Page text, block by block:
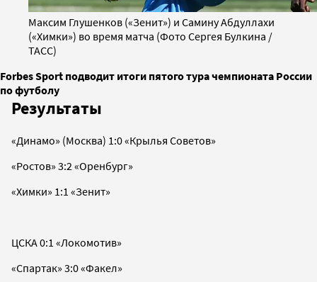
Максим Глушенков («Зенит») и Самину Абдуллахи
(«Химки») во время матча (Фото Сергея Булкина /
ТАСС)
Forbes Sport подводит итоги пятого тура чемпионата России
по футболу
Результаты
«Динамо» (Москва) 1:0 «Крылья Советов»
«Ростов» 3:2 «Оренбург»
«Химки» 1:1 «Зенит»
ЦСКА 0:1 «Локомотив»
«Спартак» 3:0 «Факел»